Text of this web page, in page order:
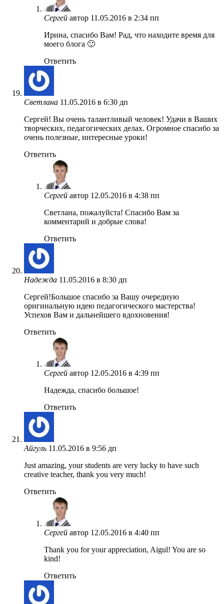
Сергей автор 11.05.2016 в 2:34 пп
Ирина, спасибо Вам! Рад, что находите время для
моего блога 🙂
Ответить
Светлана 11.05.2016 в 6:30 дп
Сергей! Вы очень талантливый человек! Удачи в Ваших
творческих, педагогических делах. Огромное спасибо за
очень полезные, интересные уроки!
Ответить
Сергей автор 12.05.2016 в 4:38 пп
Светлана, пожалуйста! Спасибо Вам за
комментарий и добрые слова!
Ответить
Надежда 11.05.2016 в 8:30 дп
Сергей!Большое спасибо за Вашу очередную
оригинальную идею педагогического мастерства!
Успехов Вам и дальнейшего вдохновения!
Ответить
Сергей автор 12.05.2016 в 4:39 пп
Надежда, спасибо большое!
Ответить
Айгуль 11.05.2016 в 9:56 дп
Just amazing, your students are very lucky to have such
creative teacher, thank you very much!
Ответить
Сергей автор 12.05.2016 в 4:40 пп
Thank you for your appreciation, Aigul! You are so
kind!
Ответить